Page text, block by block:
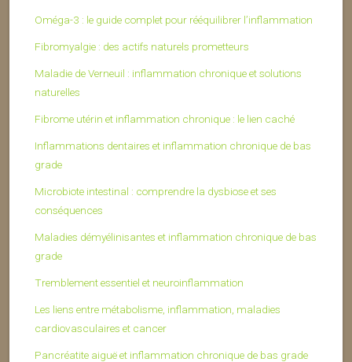
Oméga-3 : le guide complet pour rééquilibrer l’inflammation
Fibromyalgie : des actifs naturels prometteurs
Maladie de Verneuil : inflammation chronique et solutions
naturelles
Fibrome utérin et inflammation chronique : le lien caché
Inflammations dentaires et inflammation chronique de bas
grade
Microbiote intestinal : comprendre la dysbiose et ses
conséquences
Maladies démyélinisantes et inflammation chronique de bas
grade
Tremblement essentiel et neuroinflammation
Les liens entre métabolisme, inflammation, maladies
cardiovasculaires et cancer
Pancréatite aiguë et inflammation chronique de bas grade